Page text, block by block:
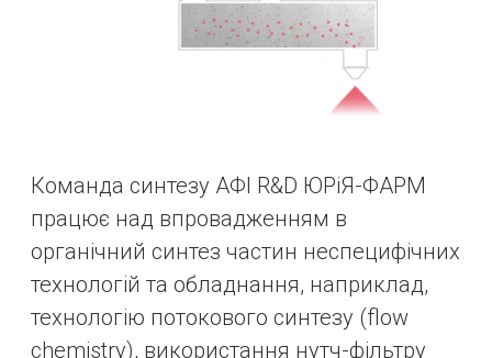
Команда синтезу АФІ R&D ЮРіЯ-ФАРМ
працює над впровадженням в
органічний синтез частин неспецифічних
технологій та обладнання, наприклад,
технологію потокового синтезу (flow
chemistry), використання нутч-фільтру